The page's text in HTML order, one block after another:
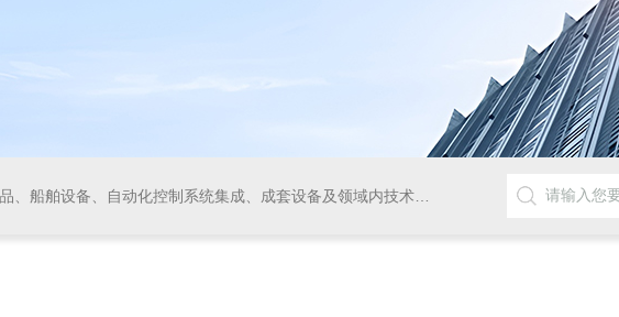
内技术开发、技术转让、技术咨询、技术服务，从事货物及技术的进出口业务，仪器仪表、阀门、电线电缆的生产、加工。